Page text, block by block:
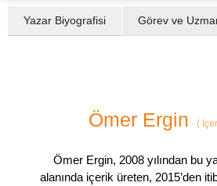
Yazar Biyografisi Görev ve
Ömer Ergin (
Ömer Ergin, 2008 yılından bu
alanında içerik üreten, 2015’den